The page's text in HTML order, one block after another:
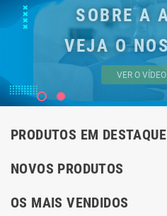
PRODUTOS EM DESTAQUE
NOVOS PRODUTOS
OS MAIS VENDIDOS